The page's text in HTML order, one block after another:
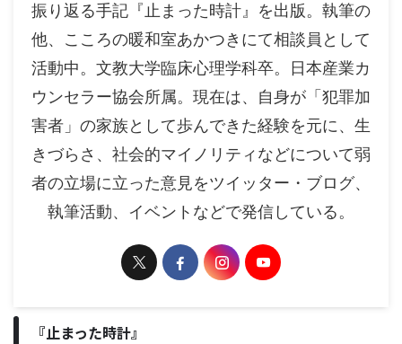
振り返る手記『止まった時計』を出版。執筆の
他、こころの暖和室あかつきにて相談員として
活動中。文教大学臨床心理学科卒。日本産業カ
ウンセラー協会所属。現在は、自身が「犯罪加
害者」の家族として歩んできた経験を元に、生
きづらさ、社会的マイノリティなどについて弱
者の立場に立った意見をツイッター・ブログ、
執筆活動、イベントなどで発信している。
『止まった時計』